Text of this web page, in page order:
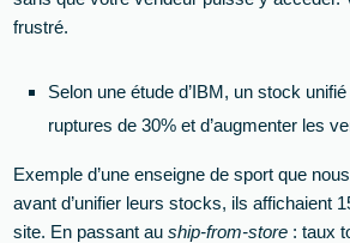
frustré.
Selon une étude d’IBM, un stock
ruptures de 30% et d’augmenter les
Exemple d’une enseigne de sport que
avant d’unifier leurs stocks, ils affichaient
site. En passant auship-from-store : taux